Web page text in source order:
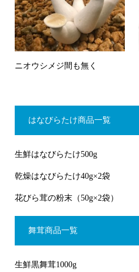
ニオウシメジ間も無く
はなびらたけ商品一覧
生鮮はなびらたけ500g
乾燥はなびらたけ40g×2袋
花びら茸の粉末（50g×2袋）
舞茸商品一覧
生鮮黒舞茸1000g